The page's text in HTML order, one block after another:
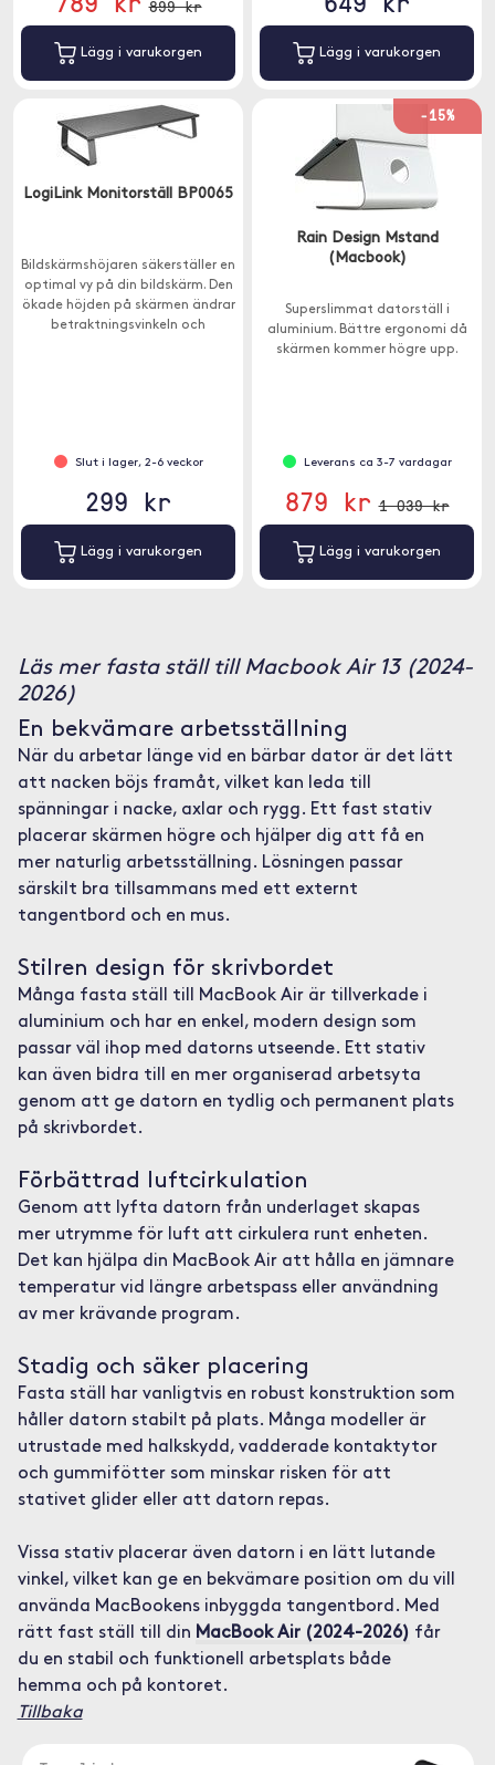
899 kr
Lägg i varukorgen Lägg i varukorgen
LogiLink Monitorställ BP0065
Bildskärmshöjaren säkerställer en
optimal vy på din bildskärm. Den
ökade höjden på skärmen ändrar
betraktningsvinkeln och
Slut i lager, 2-6 veckor
299 kr
Lägg i varukorgen
-15%
Rain Design Mstand
(Macbook)
Superslimmat datorställ i
aluminium. Bättre ergonomi då
skärmen kommer högre upp.
Leverans ca 3-7 vardagar
879 kr 1 039 kr
Lägg i varukorgen
Läs mer fasta ställ till Macbook Air 13 (2024-
2026)
En bekvämare arbetsställning
När du arbetar länge vid en bärbar dator är det lätt
att nacken böjs framåt, vilket kan leda till
spänningar i nacke, axlar och rygg. Ett fast stativ
placerar skärmen högre och hjälper dig att få en
mer naturlig arbetsställning. Lösningen passar
särskilt bra tillsammans med ett externt
tangentbord och en mus.
Stilren design för skrivbordet
Många fasta ställ till MacBook Air är tillverkade i
aluminium och har en enkel, modern design som
passar väl ihop med datorns utseende. Ett stativ
kan även bidra till en mer organiserad arbetsyta
genom att ge datorn en tydlig och permanent plats
på skrivbordet.
Förbättrad luftcirkulation
Genom att lyfta datorn från underlaget skapas
mer utrymme för luft att cirkulera runt enheten.
Det kan hjälpa din MacBook Air att hålla en jämnare
temperatur vid längre arbetspass eller användning
av mer krävande program.
Stadig och säker placering
Fasta ställ har vanligtvis en robust konstruktion som
håller datorn stabilt på plats. Många modeller är
utrustade med halkskydd, vadderade kontaktytor
och gummifötter som minskar risken för att
stativet glider eller att datorn repas.
Vissa stativ placerar även datorn i en lätt lutande
vinkel, vilket kan ge en bekvämare position om du vill
använda MacBookens inbyggda tangentbord. Med
rätt fast ställ till din MacBook Air (2024-2026) får
du en stabil och funktionell arbetsplats både
hemma och på kontoret.
Tillbaka